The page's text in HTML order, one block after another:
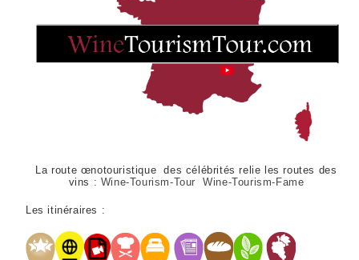
La route œnotouristique des célébrités relie les routes des
vins : Wine-Tourism-Tour Wine-Tourism-Fame
Les itinéraires :